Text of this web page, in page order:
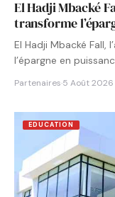
El Hadji Mbacké
transforme
El Hadji Mbacké Fall,
l’épargne en
Partenaires·5 Août 2026
EDUCATION